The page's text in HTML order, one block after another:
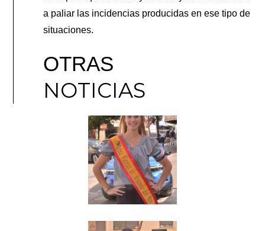
a paliar las incidencias producidas en ese tipo de
situaciones.
OTRAS
NOTICIAS